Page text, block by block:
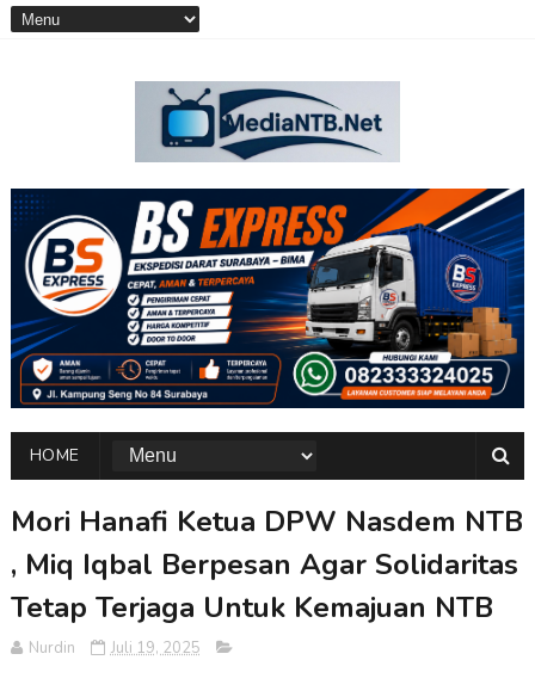
HOME
Mori Hanafi Ketua DPW Nasdem NTB
, Miq Iqbal Berpesan Agar Solidaritas
Tetap Terjaga Untuk Kemajuan NTB
Nurdin Juli 19, 2025